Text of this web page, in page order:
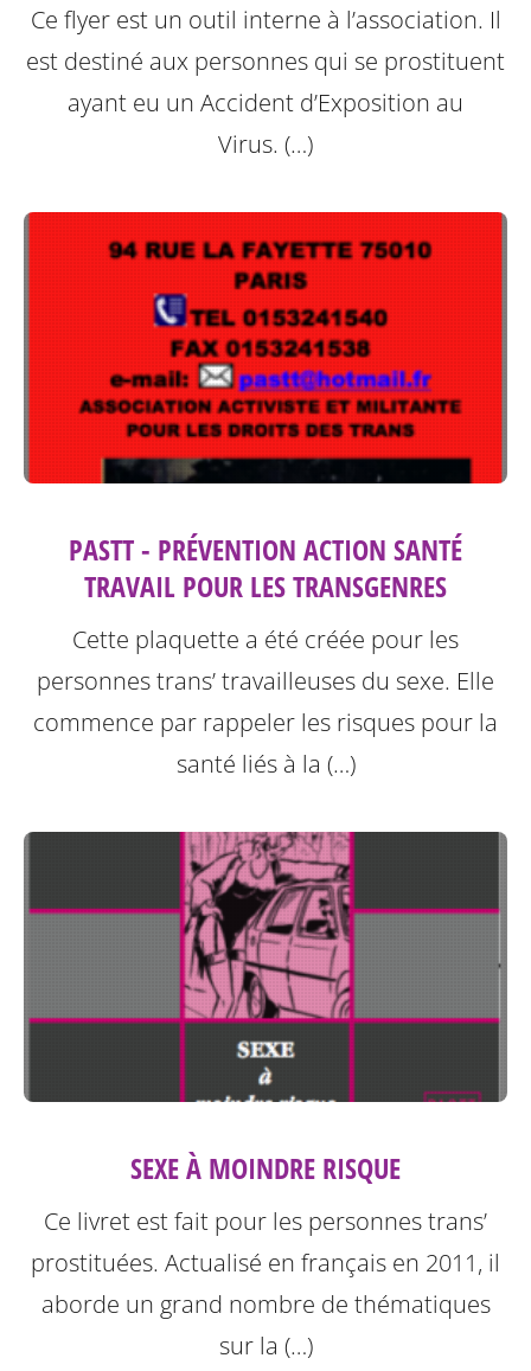
Ce flyer est un outil interne à l’association. Il
est destiné aux personnes qui se prostituent
ayant eu un Accident d’Exposition au
Virus. (…)
PASTT - PRÉVENTION ACTION SANTÉ
TRAVAIL POUR LES TRANSGENRES
Cette plaquette a été créée pour les
personnes trans’ travailleuses du sexe. Elle
commence par rappeler les risques pour la
santé liés à la (…)
SEXE À MOINDRE RISQUE
Ce livret est fait pour les personnes trans’
prostituées. Actualisé en français en 2011, il
aborde un grand nombre de thématiques
sur la (…)